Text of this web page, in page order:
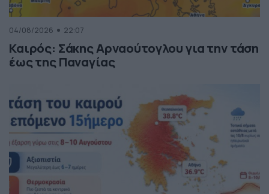
04/08/2026 22:07
Καιρός: Σάκης Αρναούτογλου για την τάση
έως της Παναγίας